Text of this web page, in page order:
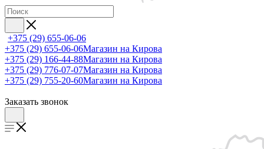
+375 (29) 655-06-06
+375 (29) 655-06-06Магазин на Кирова
+375 (29) 166-44-88Магазин на Кирова
+375 (29) 776-07-07Магазин на Кирова
+375 (29) 755-20-60Магазин на Кирова
Заказать звонок